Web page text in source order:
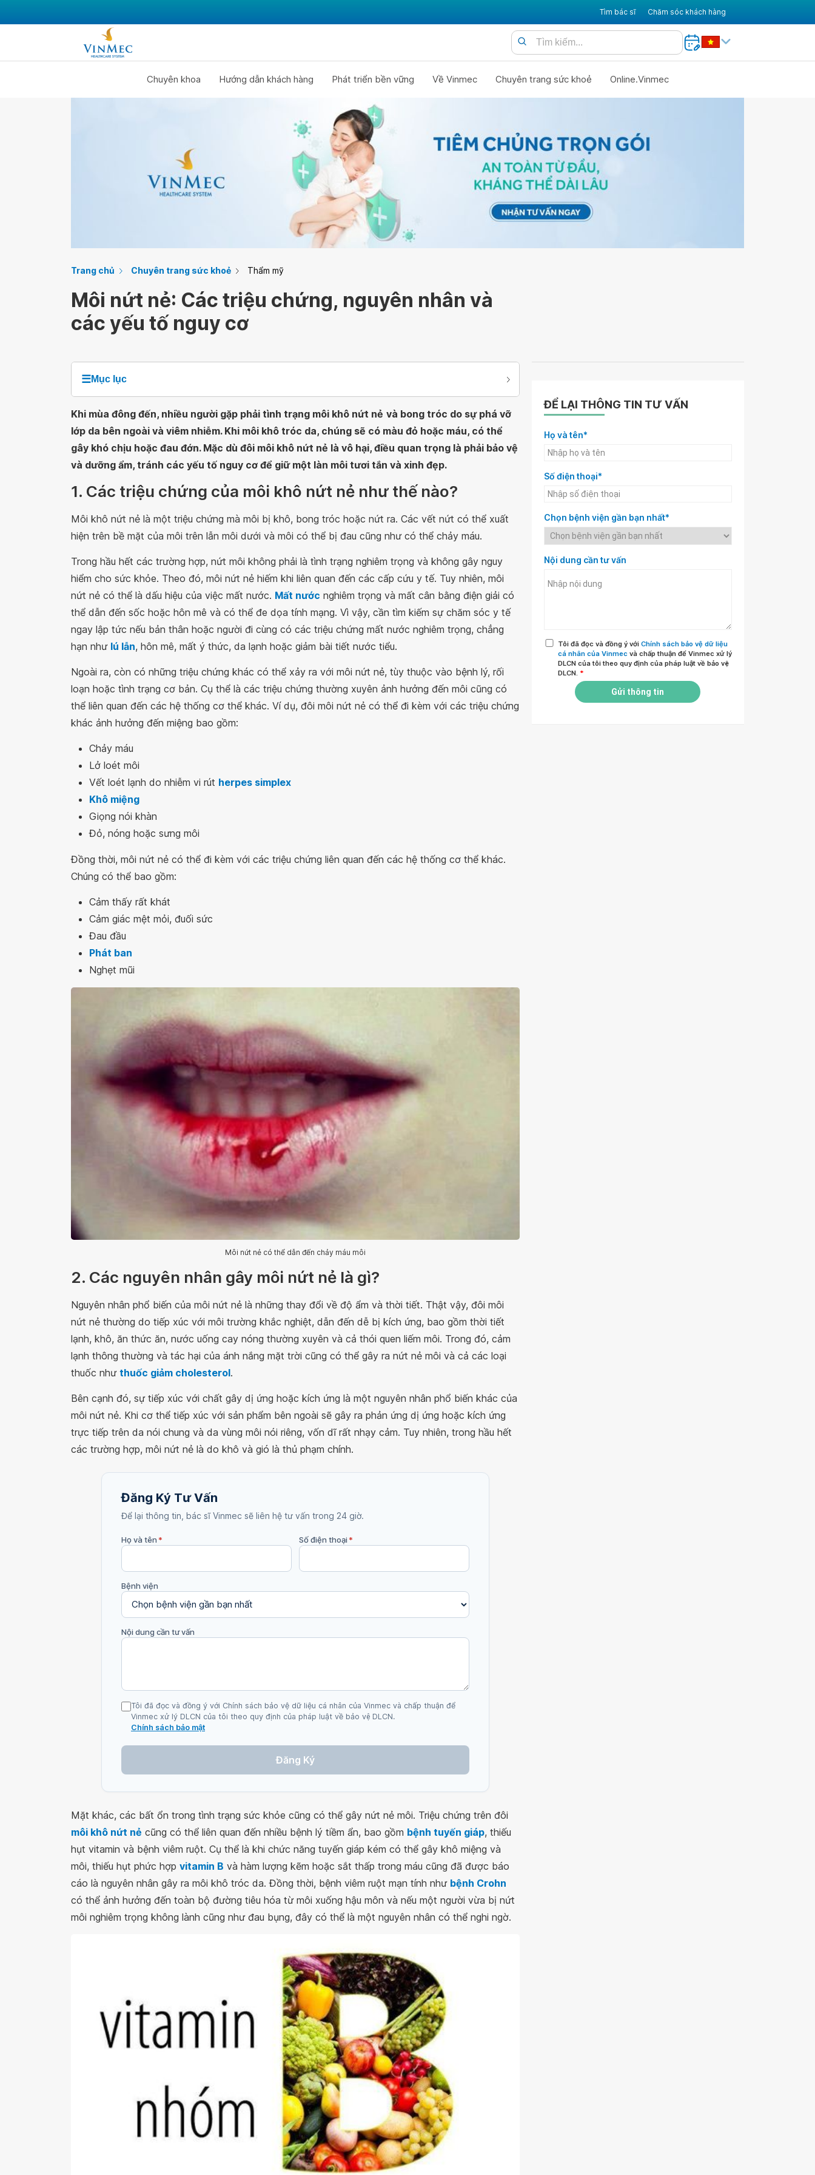
Tìm bác sĩ Chăm sóc khách hàng
Chuyên khoa Hướng dẫn khách hàng Phát triển bền vững Về Vinmec Chuyên trang sức khoẻ Online.Vinmec
Trang chủ Chuyên trang sức khoẻ Thẩm mỹ
Môi nứt nẻ: Các triệu chứng, nguyên nhân và
các yếu tố nguy cơ
☰Mục lục
Khi mùa đông đến, nhiều người gặp phải tình trạng môi khô nứt nẻ và bong tróc do sự phá vỡ
lớp da bên ngoài và viêm nhiễm. Khi môi khô tróc da, chúng sẽ có màu đỏ hoặc máu, có thể
gây khó chịu hoặc đau đớn. Mặc dù đôi môi khô nứt nẻ là vô hại, điều quan trọng là phải bảo vệ
và dưỡng ẩm, tránh các yếu tố nguy cơ để giữ một làn môi tươi tắn và xinh đẹp.
1. Các triệu chứng của môi khô nứt nẻ như thế nào?
Môi khô nứt nẻ là một triệu chứng mà môi bị khô, bong tróc hoặc nứt ra. Các vết nứt có thể xuất
hiện trên bề mặt của môi trên lẫn môi dưới và môi có thể bị đau cũng như có thể chảy máu.
Trong hầu hết các trường hợp, nứt môi không phải là tình trạng nghiêm trọng và không gây nguy
hiểm cho sức khỏe. Theo đó, môi nứt nẻ hiếm khi liên quan đến các cấp cứu y tế. Tuy nhiên, môi
nứt nẻ có thể là dấu hiệu của việc mất nước. Mất nước nghiêm trọng và mất cân bằng điện giải có
thể dẫn đến sốc hoặc hôn mê và có thể đe dọa tính mạng. Vì vậy, cần tìm kiếm sự chăm sóc y tế
ngay lập tức nếu bản thân hoặc người đi cùng có các triệu chứng mất nước nghiêm trọng, chẳng
hạn như lú lẫn, hôn mê, mất ý thức, da lạnh hoặc giảm bài tiết nước tiểu.
Ngoài ra, còn có những triệu chứng khác có thể xảy ra với môi nứt nẻ, tùy thuộc vào bệnh lý, rối
loạn hoặc tình trạng cơ bản. Cụ thể là các triệu chứng thường xuyên ảnh hưởng đến môi cũng có
thể liên quan đến các hệ thống cơ thể khác. Ví dụ, đôi môi nứt nẻ có thể đi kèm với các triệu chứng
khác ảnh hưởng đến miệng bao gồm:
Chảy máu
Lở loét môi
Vết loét lạnh do nhiễm vi rút herpes simplex
Khô miệng
Giọng nói khàn
Đỏ, nóng hoặc sưng môi
Đồng thời, môi nứt nẻ có thể đi kèm với các triệu chứng liên quan đến các hệ thống cơ thể khác.
Chúng có thể bao gồm:
Cảm thấy rất khát
Cảm giác mệt mỏi, đuối sức
Đau đầu
Phát ban
Nghẹt mũi
Môi nứt nẻ có thể dẫn đến chảy máu môi
2. Các nguyên nhân gây môi nứt nẻ là gì?
Nguyên nhân phổ biến của môi nứt nẻ là những thay đổi về độ ẩm và thời tiết. Thật vậy, đôi môi
nứt nẻ thường do tiếp xúc với môi trường khắc nghiệt, dẫn đến dễ bị kích ứng, bao gồm thời tiết
lạnh, khô, ăn thức ăn, nước uống cay nóng thường xuyên và cả thói quen liếm môi. Trong đó, cảm
lạnh thông thường và tác hại của ánh nắng mặt trời cũng có thể gây ra nứt nẻ môi và cả các loại
thuốc như thuốc giảm cholesterol.
Bên cạnh đó, sự tiếp xúc với chất gây dị ứng hoặc kích ứng là một nguyên nhân phổ biến khác của
môi nứt nẻ. Khi cơ thể tiếp xúc với sản phẩm bên ngoài sẽ gây ra phản ứng dị ứng hoặc kích ứng
trực tiếp trên da nói chung và da vùng môi nói riêng, vốn dĩ rất nhạy cảm. Tuy nhiên, trong hầu hết
các trường hợp, môi nứt nẻ là do khô và gió là thủ phạm chính.
Đăng Ký Tư Vấn
Để lại thông tin, bác sĩ Vinmec sẽ liên hệ tư vấn trong 24 giờ.
Họ và tên* Số điện thoại*
Bệnh viện
Nội dung cần tư vấn
Tôi đã đọc và đồng ý với Chính sách bảo vệ dữ liệu cá nhân của Vinmec và chấp thuận để
Vinmec xử lý DLCN của tôi theo quy định của pháp luật về bảo vệ DLCN.
Chính sách bảo mật
Đăng Ký
Mặt khác, các bất ổn trong tình trạng sức khỏe cũng có thể gây nứt nẻ môi. Triệu chứng trên đôi
môi khô nứt nẻ cũng có thể liên quan đến nhiều bệnh lý tiềm ẩn, bao gồm bệnh tuyến giáp, thiếu
hụt vitamin và bệnh viêm ruột. Cụ thể là khi chức năng tuyến giáp kém có thể gây khô miệng và
môi, thiếu hụt phức hợp vitamin B và hàm lượng kẽm hoặc sắt thấp trong máu cũng đã được báo
cáo là nguyên nhân gây ra môi khô tróc da. Đồng thời, bệnh viêm ruột mạn tính như bệnh Crohn
có thể ảnh hưởng đến toàn bộ đường tiêu hóa từ môi xuống hậu môn và nếu một người vừa bị nứt
môi nghiêm trọng không lành cũng như đau bụng, đây có thể là một nguyên nhân có thể nghi ngờ.
ĐỂ LẠI THÔNG TIN TƯ VẤN
Họ và tên*
Số điện thoại*
Chọn bệnh viện gần bạn nhất*
Nội dung cần tư vấn
Tôi đã đọc và đồng ý với Chính sách bảo vệ dữ liệu
cá nhân của Vinmec và chấp thuận để Vinmec xử lý
DLCN của tôi theo quy định của pháp luật về bảo vệ
DLCN. *
Gửi thông tin